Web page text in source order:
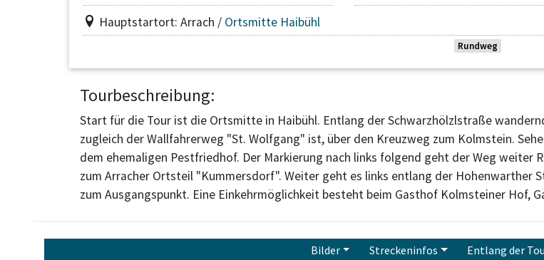
Hauptstartort: Arrach / Ortsmitte Haibühl
Rundweg
Tourbeschreibung:
Start für die Tour ist die Ortsmitte in Haibühl. Entlang der Schwarzhölzlstraße
zugleich der Wallfahrerweg "St. Wolfgang" ist, über den Kreuzweg zum Kolmstein.
dem ehemaligen Pestfriedhof. Der Markierung nach links folgend geht der Weg weiter
zum Arracher Ortsteil "Kummersdorf". Weiter geht es links entlang der Hohenwarther
zum Ausgangspunkt. Eine Einkehrmöglichkeit besteht beim Gasthof Kolmsteiner Hof,
Bilder Streckeninfos Entlang der